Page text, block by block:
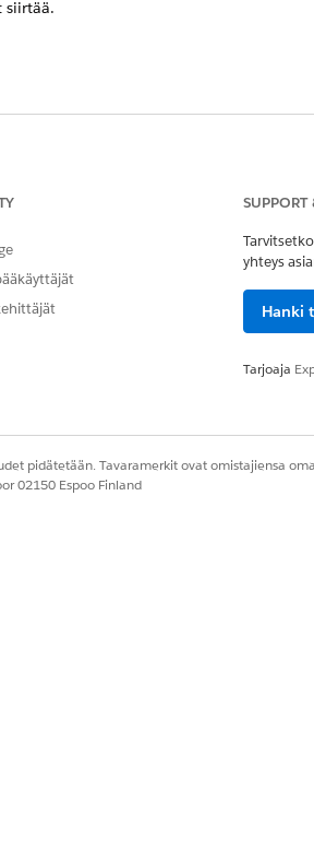
siirtää.
SUPPORT
yhteys
Hanki
Tarjoaja
pidätetään. Tavaramerkit ovat omistajiensa
02150 Espoo Finland